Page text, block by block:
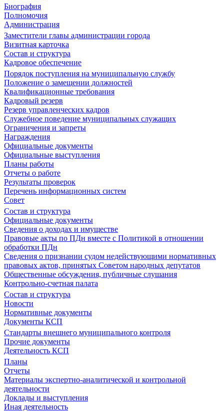
Биография
Полномочия
Администрация
Заместители главы администрации города
Визитная карточка
Состав и структура
Кадровое обеспечение
Порядок поступления на муниципальную службу
Положение о замещении должностей
Квалификационные требования
Кадровый резерв
Резерв управленческих кадров
Служебное поведение муниципальных служащих
Ограничения и запреты
Награждения
Официальные документы
Официальные выступления
Планы работы
Отчеты о работе
Результаты проверок
Перечень информационных систем
Совет
Состав и структура
Официальные документы
Сведения о доходах и имуществе
Правовые акты по ПДн вместе с Политикой в отношении
обработки ПДн
Сведения о признании судом недействующими нормативных
правовых актов, принятых Советом народных депутатов
Общественные обсуждения, публичные слушания
Контрольно-счетная палата
Состав и структура
Новости
Нормативные документы
Документы КСП
Стандарты внешнего муниципального контроля
Прочие документы
Деятельность КСП
Планы
Отчеты
Материалы экспертно-аналитической и контрольной
деятельности
Доклады и выступления
Иная деятельность